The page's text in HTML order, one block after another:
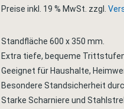
Preise inkl. 19 % MwSt. zzgl.
Standfläche 600 x 350 mm.
Extra tiefe, bequeme
Geeignet für Haushalte,
Besondere Standsicherheit
Starke Scharniere und